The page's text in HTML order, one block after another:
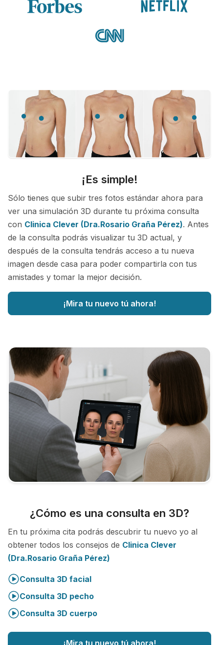
¡Es simple!
Sólo tienes que subir tres fotos estándar ahora para
ver una simulación 3D durante tu próxima consulta
con Clinica Clever (Dra.Rosario Graña Pérez). Antes
de la consulta podrás visualizar tu 3D actual, y
después de la consulta tendrás acceso a tu nueva
imagen desde casa para poder compartirla con tus
amistades y tomar la mejor decisión.
¡Mira tu nuevo tú ahora!
¿Cómo es una consulta en 3D?
En tu próxima cita podrás descubrir tu nuevo yo al
obtener todos los consejos de Clinica Clever
(Dra.Rosario Graña Pérez)
Consulta 3D facial
Consulta 3D pecho
Consulta 3D cuerpo